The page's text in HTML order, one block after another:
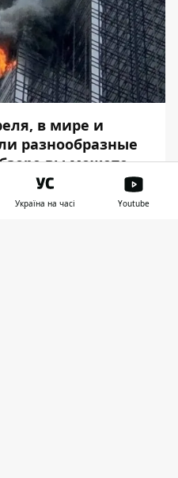
в мире и
разнообразные
вы можете
новостях.
листать новостные
Україна на часі Youtube